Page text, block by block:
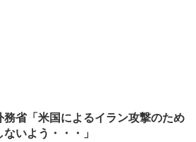
務省「米国によるイラン攻撃のため
いよう・・・」